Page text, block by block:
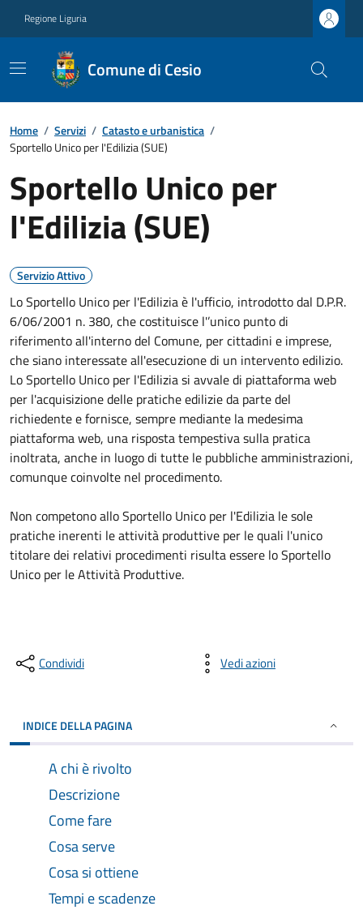
Regione Liguria
Comune di Cesio
Home / Servizi / Catasto e urbanistica /
Sportello Unico per l'Edilizia (SUE)
Sportello Unico per
l'Edilizia (SUE)
Servizio Attivo
Lo Sportello Unico per l'Edilizia è l'ufficio, introdotto dal D.P.R.
6/06/2001 n. 380, che costituisce l'’unico punto di
riferimento all'interno del Comune, per cittadini e imprese,
che siano interessate all'esecuzione di un intervento edilizio.
Lo Sportello Unico per l'Edilizia si avvale di piattaforma web
per l'acquisizione delle pratiche edilizie da parte del
richiedente e fornisce, sempre mediante la medesima
piattaforma web, una risposta tempestiva sulla pratica
inoltrata, anche in luogo di tutte le pubbliche amministrazioni,
comunque coinvolte nel procedimento.
Non competono allo Sportello Unico per l'Edilizia le sole
pratiche inerenti le attività produttive per le quali l'unico
titolare dei relativi procedimenti risulta essere lo Sportello
Unico per le Attività Produttive.
Condividi Vedi azioni
INDICE DELLA PAGINA
A chi è rivolto
Descrizione
Come fare
Cosa serve
Cosa si ottiene
Tempi e scadenze